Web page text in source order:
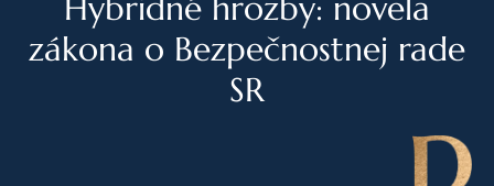
Hybridné hrozby: novela
zákona o Bezpečnostnej rade
SR